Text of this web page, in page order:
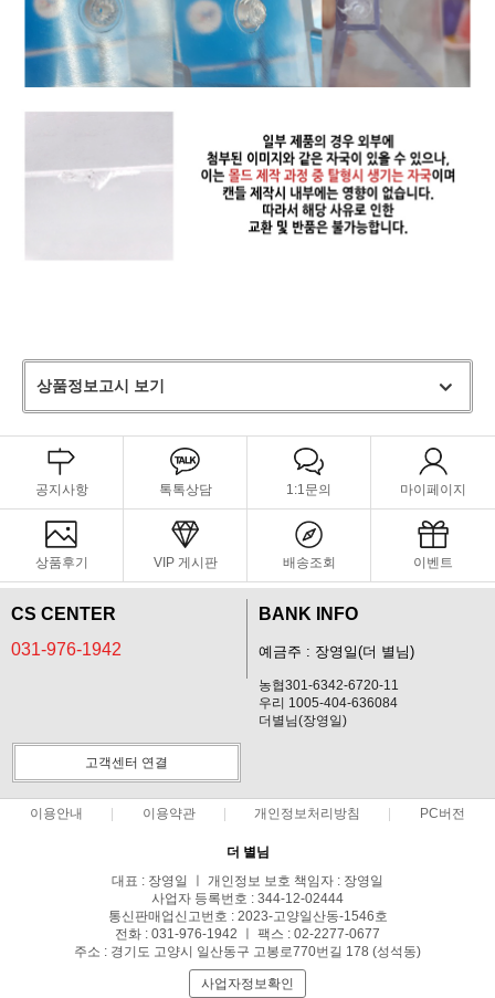
상품정보고시 보기
공지사항 톡톡상담 1:1문의 마이페이지
상품후기 VIP 게시판 배송조회 이벤트
CS CENTER
031-976-1942
BANK INFO
예금주 : 장영일(더 별님)
농협301-6342-6720-11
우리 1005-404-636084
더별님(장영일)
고객센터 연결
이용안내 이용약관 개인정보처리방침 PC버전
더 별님
대표 : 장영일 ㅣ 개인정보 보호 책임자 : 장영일
사업자 등록번호 : 344-12-02444
통신판매업신고번호 : 2023-고양일산동-1546호
전화 : 031-976-1942 ㅣ 팩스 : 02-2277-0677
주소 : 경기도 고양시 일산동구 고봉로770번길 178 (성석동)
사업자정보확인